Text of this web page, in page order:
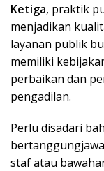
Ketiga, praktik
menjadikan
layanan publik
memiliki
perbaikan dan
pengadilan.
Perlu disadari
staf atau